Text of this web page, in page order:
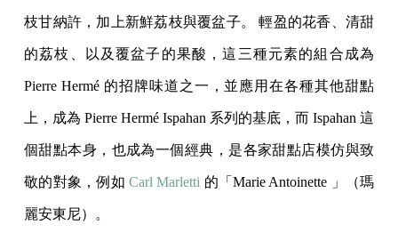
枝甘納許，加上新鮮荔枝與覆盆子。 輕盈的花香、清甜
的荔枝、以及覆盆子的果酸，這三種元素的組合成為
Pierre Hermé 的招牌味道之一，並應用在各種其他甜點
上，成為 Pierre Hermé Ispahan 系列的基底，而 Ispahan 這
個甜點本身，也成為一個經典，是各家甜點店模仿與致
敬的對象，例如 Carl Marletti 的「Marie Antoinette 」（瑪
麗安東尼）。